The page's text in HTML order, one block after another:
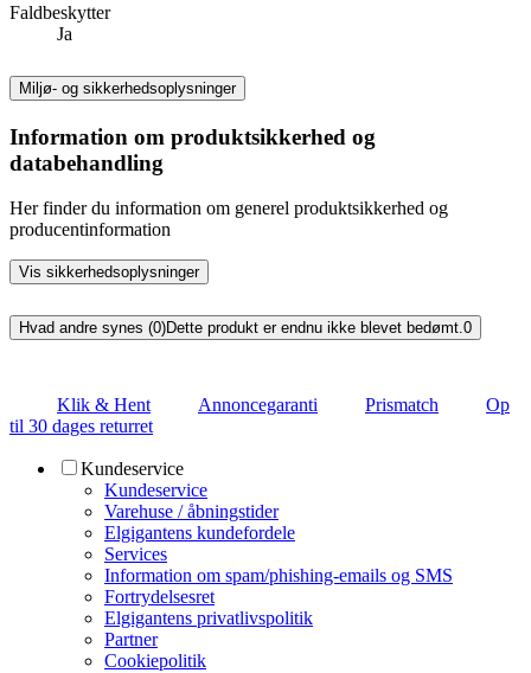
Faldbeskytter
Ja
Miljø- og sikkerhedsoplysninger
Information om produktsikkerhed og
databehandling
Her finder du information om generel produktsikkerhed og
producentinformation
Vis sikkerhedsoplysninger
Hvad andre synes (0)Dette produkt er endnu ikke blevet bedømt.0
Klik & Hent Annoncegaranti Prismatch
Op
til 30 dages returret
Kundeservice
Kundeservice
Varehuse / åbningstider
Elgigantens kundefordele
Services
Information om spam/phishing-emails og SMS
Fortrydelsesret
Elgigantens privatlivspolitik
Partner
Cookiepolitik